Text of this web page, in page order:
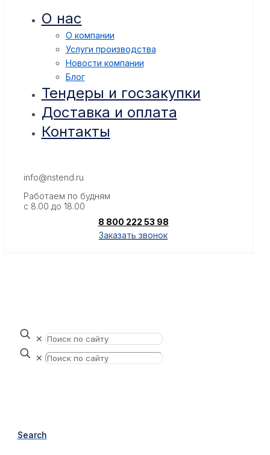
О нас
О компании
Услуги производства
Новости компании
Блог
Тендеры и госзакупки
Доставка и оплата
Контакты
info@nstend.ru
Работаем по будням
с 8.00 до 18.00
8 800 222 53 98
Заказать звонок
✕
✕
Search